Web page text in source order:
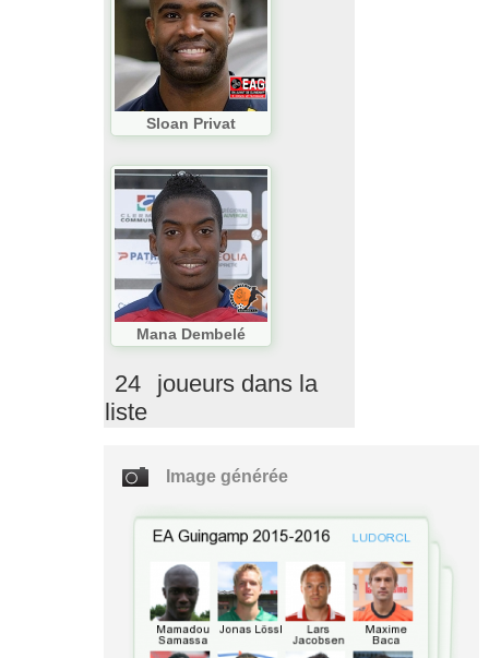
Sloan Privat
Mana Dembelé
24
joueurs dans la
liste
Image générée